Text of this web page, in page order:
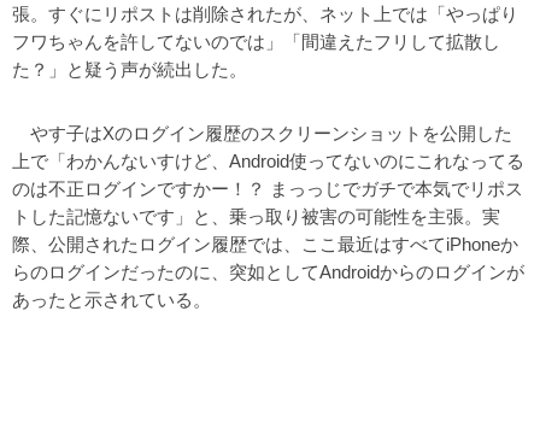
張。すぐにリポストは削除されたが、ネット上では「やっぱり
フワちゃんを許してないのでは」「間違えたフリして拡散し
た？」と疑う声が続出した。
やす子はXのログイン履歴のスクリーンショットを公開した
上で「わかんないすけど、Android使ってないのにこれなってる
のは不正ログインですかー！？ まっっじでガチで本気でリポス
トした記憶ないです」と、乗っ取り被害の可能性を主張。実
際、公開されたログイン履歴では、ここ最近はすべてiPhoneか
らのログインだったのに、突如としてAndroidからのログインが
あったと示されている。